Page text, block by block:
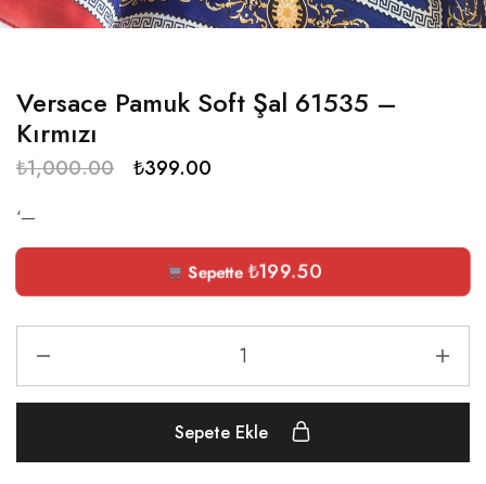
Versace Pamuk Soft Şal 61535 –
Kırmızı
₺1,000.00 ₺399.00
‘—
Sepette₺199.50
Sepete Ekle